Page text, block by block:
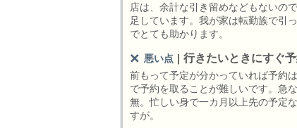
店は、余計な引き留めなどもないの
足しています。我が家は転勤族で引
でとても助かります。
悪い点 ｜ 行きたいときにすぐ
前もって予定が分かっていれば予約
で予約を取ることが難しいです。急
無。忙しい身で一カ月以上先の予定
すが。